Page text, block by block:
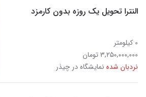
النترا تحویل یک روزه بدون کارمزد
۰ کیلومتر
۳,۲۵۰,۰۰۰,۰۰۰ تومان
نردبان شده نمایشگاه در چیذر